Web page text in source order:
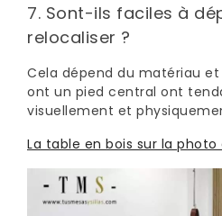
7. Sont-ils faciles à
relocaliser ?
Cela dépend du matériau et
ont un pied central ont
visuellement et
La table en bois sur la